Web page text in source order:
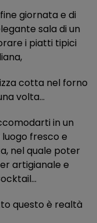
giornata e di
sala di un
i piatti tipici
cotta nel forno
volta...
in un
fresco e
nel quale poter
artigianale e
questo è realtà